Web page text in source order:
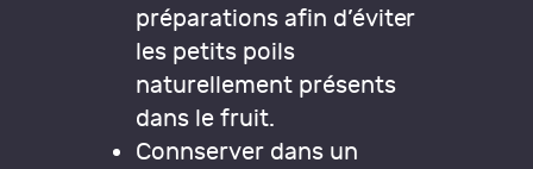
préparations afin d’éviter
les petits poils
naturellement présents
dans le fruit.
Connserver dans un